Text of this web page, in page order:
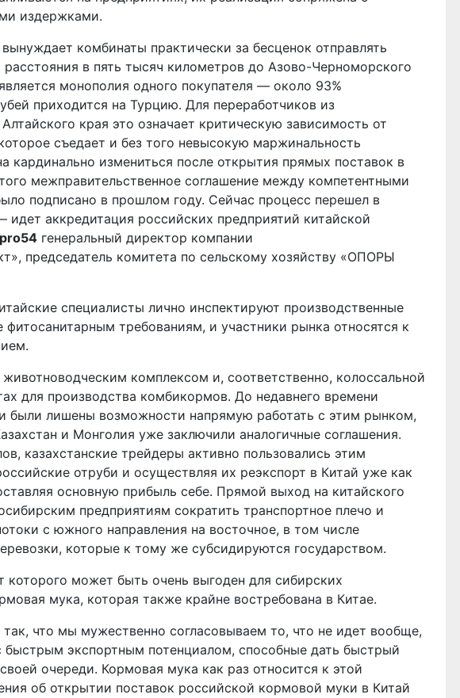
издержками.
комбинаты практически за бесценок отправлять
расстояния в пять тысяч километров до Азово-Черноморского
монополия одного покупателя — около 93%
приходится на Турцию. Для переработчиков из
края это означает критическую зависимость от
съедает и без того невысокую маржинальность
кардинально измениться после открытия прямых поставок в
межправительственное соглашение между компетентными
подписано в прошлом году. Сейчас процесс перешел в
идет аккредитация российских предприятий китайской
генеральный директор компании
председатель комитета по сельскому хозяйству «ОПОРЫ
специалисты лично инспектируют производственные
фитосанитарным требованиям, и участники рынка относятся к
комплексом и, соответственно, колоссальной
для производства комбикормов. До недавнего времени
были лишены возможности напрямую работать с этим рынком,
и Монголия уже заключили аналогичные соглашения.
казахстанские трейдеры активно пользовались этим
отруби и осуществляя их реэкспорт в Китай уже как
основную прибыль себе. Прямой выход на китайского
предприятиям сократить транспортное плечо и
с южного направления на восточное, в том числе
которые к тому же субсидируются государством.
которого может быть очень выгоден для сибирских
мука, которая также крайне востребована в Китае.
что мы мужественно согласовываем то, что не идет вообще,
быстрым экспортным потенциалом, способные дать быстрый
очереди. Кормовая мука как раз относится к этой
об открытии поставок российской кормовой муки в Китай